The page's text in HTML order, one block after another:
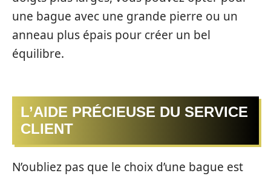
une bague avec une grande pierre ou un
anneau plus épais pour créer un bel
équilibre.
L’AIDE PRÉCIEUSE DU SERVICE
CLIENT
N’oubliez pas que le choix d’une bague est